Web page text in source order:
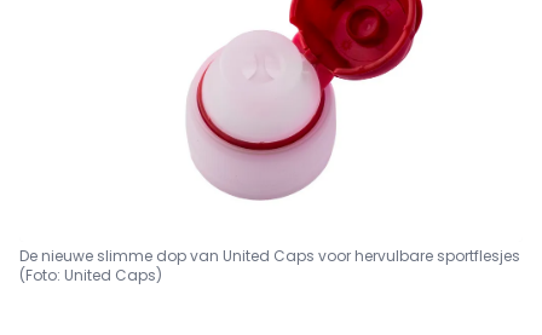
De nieuwe slimme dop van United Caps voor hervulbare sportflesjes
(Foto: United Caps)